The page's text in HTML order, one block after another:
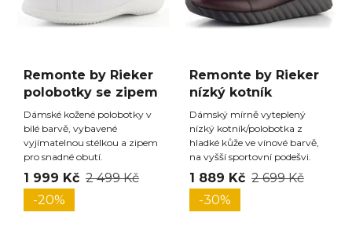
Remonte by Rieker
polobotky se zipem
Dámské kožené polobotky v
bílé barvě, vybavené
vyjímatelnou stélkou a zipem
pro snadné obutí.
1 999 Kč 2 499 Kč
-20%
Remonte by Rieker
nízký kotník
Dámský mírně vyteplený
nízký kotník/polobotka z
hladké kůže ve vínové barvě,
na vyšší sportovní podešvi.
1 889 Kč 2 699 Kč
-30%